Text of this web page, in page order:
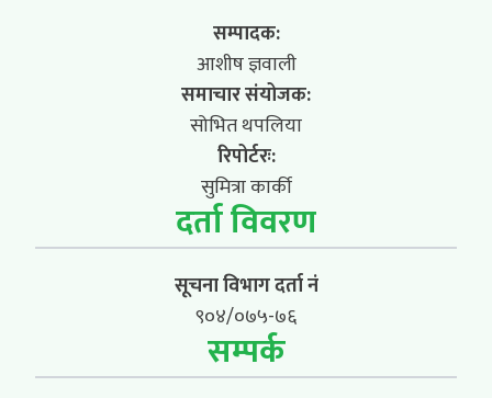
सम्पादक:
आशीष ज्ञवाली
समाचार संयोजक:
सोभित थपलिया
रिपोर्टरः:
सुमित्रा कार्की
दर्ता विवरण
सूचना विभाग दर्ता नं
९०४/०७५-७६
सम्पर्क